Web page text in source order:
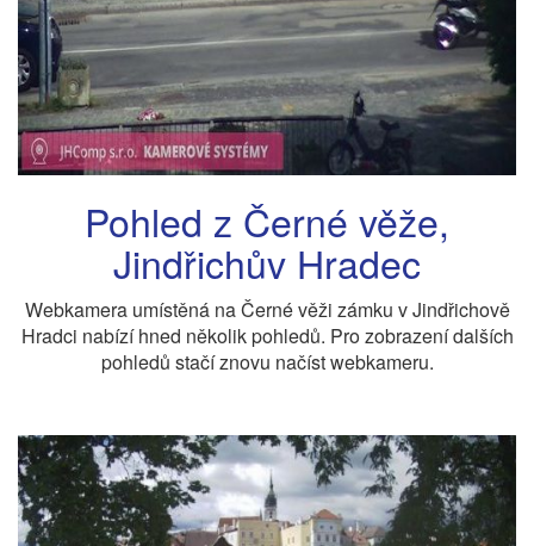
Pohled z Černé věže,
Jindřichův Hradec
Webkamera umístěná na Černé věži zámku v Jindřichově
Hradci nabízí hned několik pohledů. Pro zobrazení dalších
pohledů stačí znovu načíst webkameru.